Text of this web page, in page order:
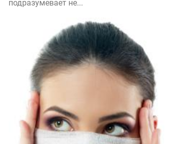
подразумевает не...